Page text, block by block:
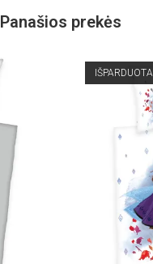
Panašios prekės
IŠPARDUOTA